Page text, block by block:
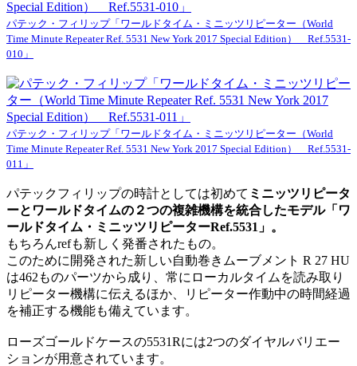
パテック・フィリップ「ワールドタイム・ミニッツリピーター（World
Time Minute Repeater Ref. 5531 New York 2017 Special Edition） Ref.5531-
010」
パテック・フィリップ「ワールドタイム・ミニッツリピーター（World
Time Minute Repeater Ref. 5531 New York 2017 Special Edition） Ref.5531-
011」
パテックフィリップの時計としては初めて ミニッツリピータ
ーとワールドタイムの２つの複雑機構を統合したモデル「ワ
ールドタイム・ミニッツリピーターRef.5531」。
もちろんrefも新しく発番されたもの。
このために開発された新しい自動巻きムーブメント R 27 HU
は462ものパーツから成り、常にローカルタイムを読み取り
リピーター機構に伝えるほか、リピーター作動中の時間経過
を補正する機能も備えています。
ローズゴールドケースの5531Rには2つのダイヤルバリエー
ションが用意されています。